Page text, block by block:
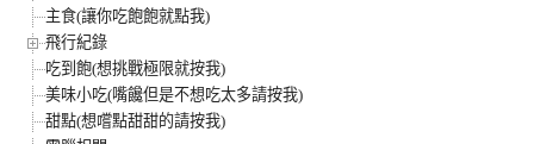
主食(讓你吃飽飽就點我)
飛行紀錄
吃到飽(想挑戰極限就按我)
美味小吃(嘴饞但是不想吃太多請按我)
甜點(想嚐點甜甜的請按我)